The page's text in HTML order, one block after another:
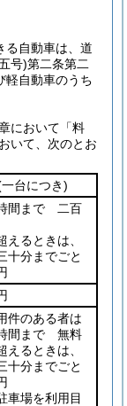
る自動車は、道
号)第二条第二
軽自動車のうち
において「料
いて、次のとお
台につき)
間まで 二百
えるときは、
十分までごと
件のある者は
間まで 無料
えるときは、
十分までごと
車場を利用目